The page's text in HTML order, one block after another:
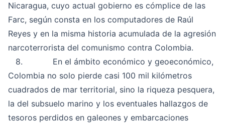
Nicaragua, cuyo actual gobierno es cómplice de las
Farc, según consta en los computadores de Raúl
Reyes y en la misma historia acumulada de la agresión
narcoterrorista del comunismo contra Colombia.
8. En el ámbito económico y geoeconómico,
Colombia no solo pierde casi 100 mil kilómetros
cuadrados de mar territorial, sino la riqueza pesquera,
la del subsuelo marino y los eventuales hallazgos de
tesoros perdidos en galeones y embarcaciones